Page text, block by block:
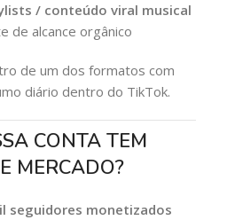
/ conteúdo viral musical
de alcance orgânico
de um dos formatos com
diário dentro do TikTok.
CONTA TEM
MERCADO?
seguidores monetizados